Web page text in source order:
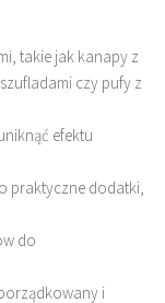
takie jak kanapy z
czy pufy z
efektu
praktyczne dodatki,
do
i